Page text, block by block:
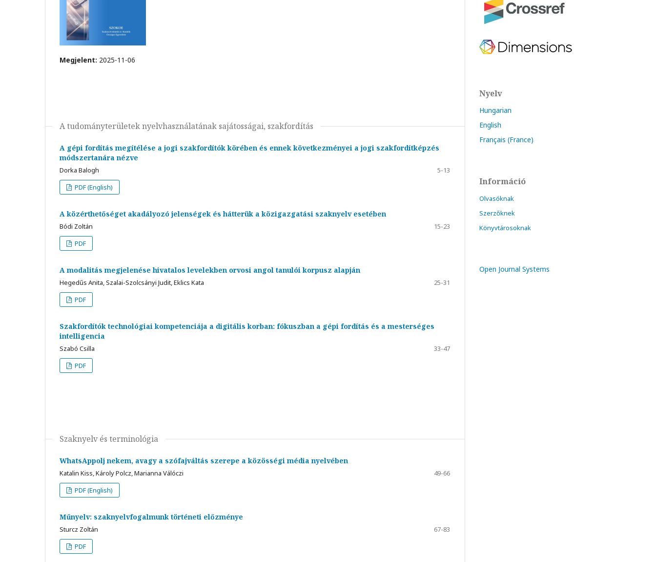
Megjelent: 2025-11-06
A tudományterületek nyelvhasználatának sajátosságai, szakfordítás
A gépi fordítás megítélése a jogi szakfordítók körében és ennek következményei a jogi szakfordítképzés
módszertanára nézve
Dorka Balogh
5-13
PDF (English)
A közérthetőséget akadályozó jelenségek és hátterük a közigazgatási szaknyelv esetében
Bódi Zoltán
15-23
PDF
A modalitás megjelenése hivatalos levelekben orvosi angol tanulói korpusz alapján
Hegedűs Anita, Szalai-Szolcsányi Judit, Eklics Kata
25-31
PDF
Szakfordítók technológiai kompetenciája a digitális korban: fókuszban a gépi fordítás és a mesterséges
intelligencia
Szabó Csilla
33-47
PDF
Szaknyelv és terminológia
WhatsAppolj nekem, avagy a szófajváltás szerepe a közösségi média nyelvében
Katalin Kiss, Károly Polcz, Marianna Válóczi
49-66
PDF (English)
Műnyelv: szaknyelvfogalmunk történeti előzménye
Sturcz Zoltán
67-83
PDF
Nyelv
Hungarian
English
Français (France)
Információ
Olvasóknak
Szerzőknek
Könyvtárosoknak
Open Journal Systems